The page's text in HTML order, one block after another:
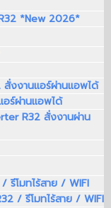
R32 *New 2026*
สั่งงานแอร์ผ่านแอพได้
ร์ผ่านแอพได้
R32 สั่งงานผ่าน
รีโมทไร้สาย / WIFI
/ รีโมทไร้สาย / WIFI